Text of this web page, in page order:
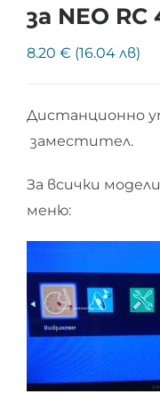
за NEO RC
8.20 € (16.04 лв)
Дистанционно
заместител.
За всички
меню: